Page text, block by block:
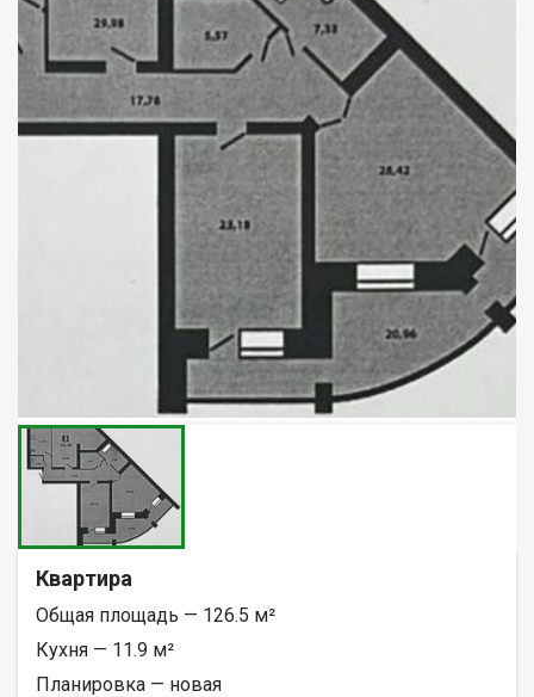
Квартира
Общая площадь — 126.5 м²
Кухня — 11.9 м²
Планировка — новая